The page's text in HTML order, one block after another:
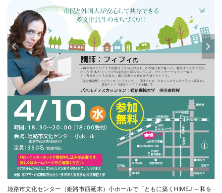
姫路市文化センター（姫路市西延末）小ホールで「ともに築くHIMEJI～和を